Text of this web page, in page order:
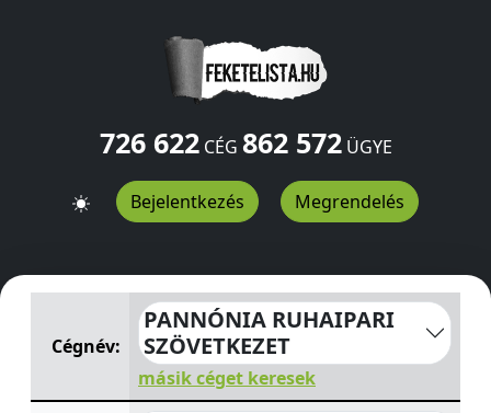
726 622CÉG 862 572ÜGYE
Bejelentkezés Megrendelés
PANNÓNIA RUHAIPARI SZÖVETKEZETNádasdy u. 15
Cégnév:
PANNÓNIA RUHAIPARI
SZÖVETKEZET
másik céget keresek